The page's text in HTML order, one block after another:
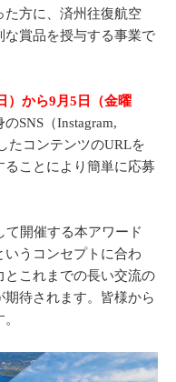
た方に、済州往復航空
な賞品を授与する事業で
）から9月5日（金曜
SNS（Instagram,
たコンテンツのURLを
ことにより簡単に応募
て開催する本アワード
うコンセプトに合わ
これまでの長い交流の
待されます。皆様から